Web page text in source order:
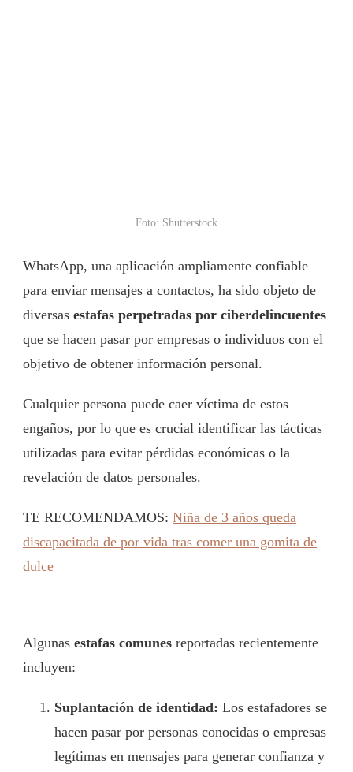
Foto: Shutterstock
WhatsApp, una aplicación ampliamente confiable
para enviar mensajes a contactos, ha sido objeto de
diversas estafas perpetradas por ciberdelincuentes
que se hacen pasar por empresas o individuos con el
objetivo de obtener información personal.
Cualquier persona puede caer víctima de estos
engaños, por lo que es crucial identificar las tácticas
utilizadas para evitar pérdidas económicas o la
revelación de datos personales.
TE RECOMENDAMOS: Niña de 3 años queda
discapacitada de por vida tras comer una gomita de
dulce
Algunas estafas comunes reportadas recientemente
incluyen:
Suplantación de identidad: Los estafadores se
hacen pasar por personas conocidas o empresas
legítimas en mensajes para generar confianza y